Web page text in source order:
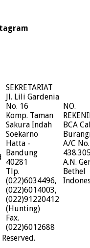
SEKRETARIAT
Jl. Lili Gardenia
No. 16
Komp. Taman
Sakura Indah
Soekarno
Hatta -
Bandung
40281
Tlp.
(022)6034496,
(022)6014003,
(022)91220412
(Hunting)
Fax.
(022)6012688
NO.
BCA
A/C No.
A.N.
Bethel